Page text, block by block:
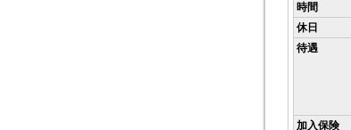
時間
休日
待遇
加入保険